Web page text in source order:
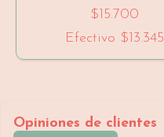
$15.700
Efectivo $13.345
Opiniones de clientes